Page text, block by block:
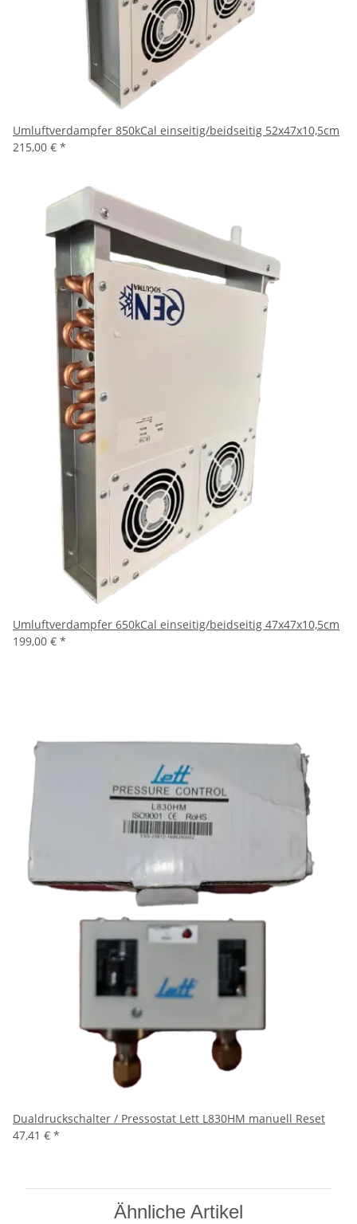
Umluftverdampfer 850kCal einseitig/beidseitig 52x47x10,5cm
215,00 € *
Umluftverdampfer 650kCal einseitig/beidseitig 47x47x10,5cm
199,00 € *
Dualdruckschalter / Pressostat Lett L830HM manuell Reset
47,41 € *
Ähnliche Artikel